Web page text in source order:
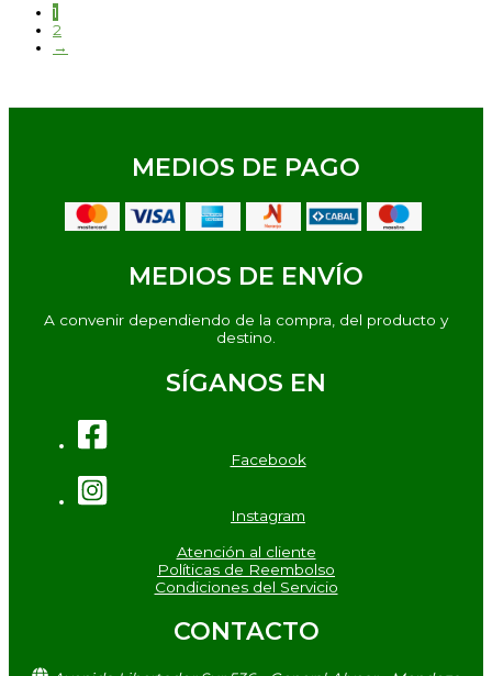
1
2
→
MEDIOS DE PAGO
MEDIOS DE ENVÍO
A convenir dependiendo de la compra, del producto y
destino.
SÍGANOS EN
Facebook
Instagram
Atención al cliente
Políticas de Reembolso
Condiciones del Servicio
CONTACTO